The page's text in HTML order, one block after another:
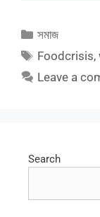
Categories
সমাজ
Tags
Foodcrisis,
Leave a
Search